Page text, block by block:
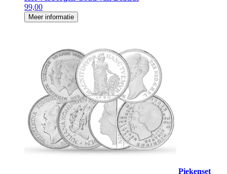
99,00
Meer informatie
Piekenset